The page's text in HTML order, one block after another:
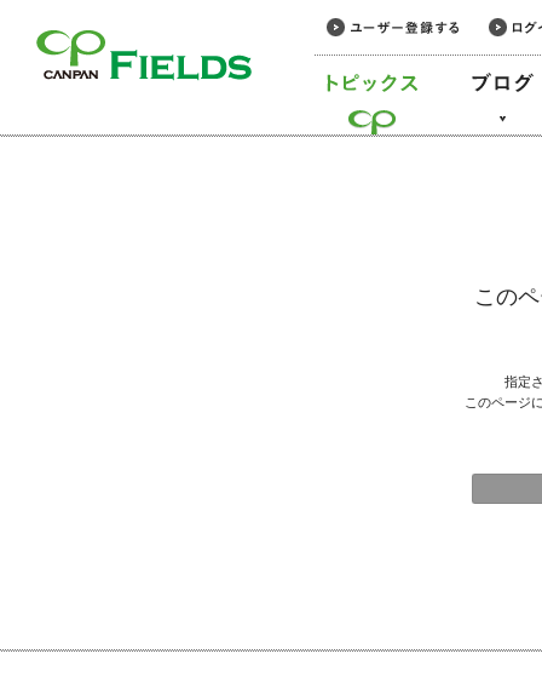
この
指定
このページ